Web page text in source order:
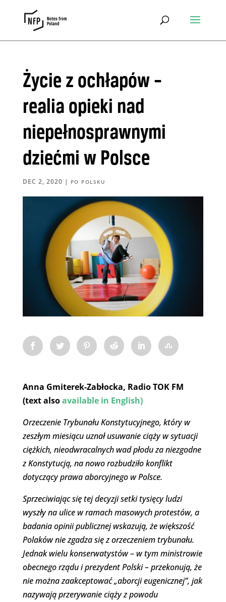
Życie z ochłapów –
realia opieki nad
niepełnosprawnymi
dziećmi w Polsce
DEC 2, 2020 | PO POLSKU
Anna Gmiterek-Zabłocka, Radio TOK FM
(text alsoavailable in English)
Orzeczenie Trybunału Konstytucyjnego, który w
zeszłym miesiącu uznał usuwanie ciąży w sytuacji
ciężkich, nieodwracalnych wad płodu za niezgodne
z Konstytucją, na nowo rozbudziło konflikt
dotyczący prawa aborcyjnego w Polsce.
Sprzeciwiając się tej decyzji setki tysięcy ludzi
wyszły na ulice w ramach masowych protestów, a
badania opinii publicznej wskazują, że większość
Polaków nie zgadza się z orzeczeniem trybunału.
Jednak wielu konserwatystów – w tym ministrowie
obecnego rządu i prezydent Polski – przekonują, że
nie można zaakceptować „aborcji eugenicznej”, jak
nazywają przerywanie ciąży z powodu